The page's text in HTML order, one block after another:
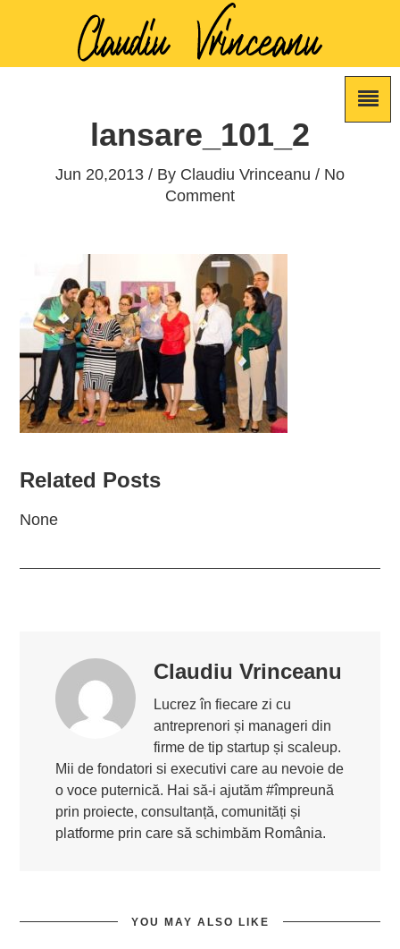
lansare_101_2
Jun 20,2013 / By Claudiu Vrinceanu / No
Comment
Related Posts
None
Claudiu Vrinceanu
Lucrez în fiecare zi cu
antreprenori și manageri din
firme de tip startup și scaleup.
Mii de fondatori si executivi care au nevoie de
o voce puternică. Hai să-i ajutăm #împreună
prin proiecte, consultanță, comunități și
platforme prin care să schimbăm România.
YOU MAY ALSO LIKE